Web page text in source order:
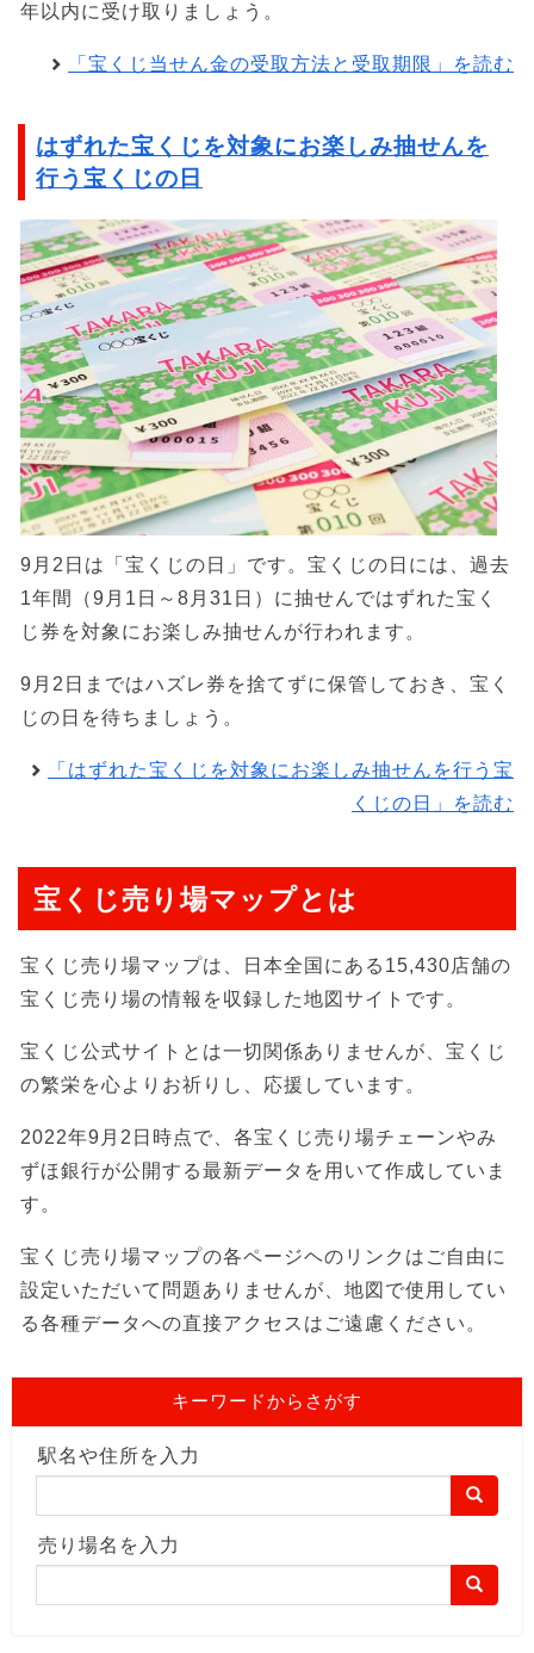
年以内に受け取りましょう。
「宝くじ当せん金の受取方法と受取期限」を読む
はずれた宝くじを対象にお楽しみ抽せんを
行う宝くじの日
9月2日は「宝くじの日」です。宝くじの日には、過去
1年間（9月1日～8月31日）に抽せんではずれた宝く
じ券を対象にお楽しみ抽せんが行われます。
9月2日まではハズレ券を捨てずに保管しておき、宝く
じの日を待ちましょう。
「はずれた宝くじを対象にお楽しみ抽せんを行う宝
くじの日」を読む
宝くじ売り場マップとは
宝くじ売り場マップは、日本全国にある15,430店舗の
宝くじ売り場の情報を収録した地図サイトです。
宝くじ公式サイトとは一切関係ありませんが、宝くじ
の繁栄を心よりお祈りし、応援しています。
2022年9月2日時点で、各宝くじ売り場チェーンやみ
ずほ銀行が公開する最新データを用いて作成していま
す。
宝くじ売り場マップの各ページヘのリンクはご自由に
設定いただいて問題ありませんが、地図で使用してい
る各種データへの直接アクセスはご遠慮ください。
キーワードからさがす
駅名や住所を入力
売り場名を入力